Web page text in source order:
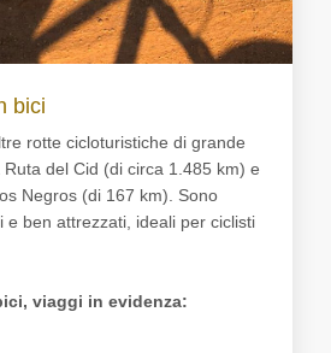
bici
rotte cicloturistiche di grande
del Cid (di circa 1.485 km) e
Negros (di 167 km). Sono
e ben attrezzati, ideali per ciclisti
viaggi in evidenza: